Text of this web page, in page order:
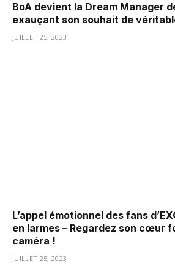
BoA devient la Dream Manager
exauçant son souhait de
JUILLET 25, 2023
L’appel émotionnel des fans
en larmes – Regardez son cœur
caméra !
JUILLET 25, 2023